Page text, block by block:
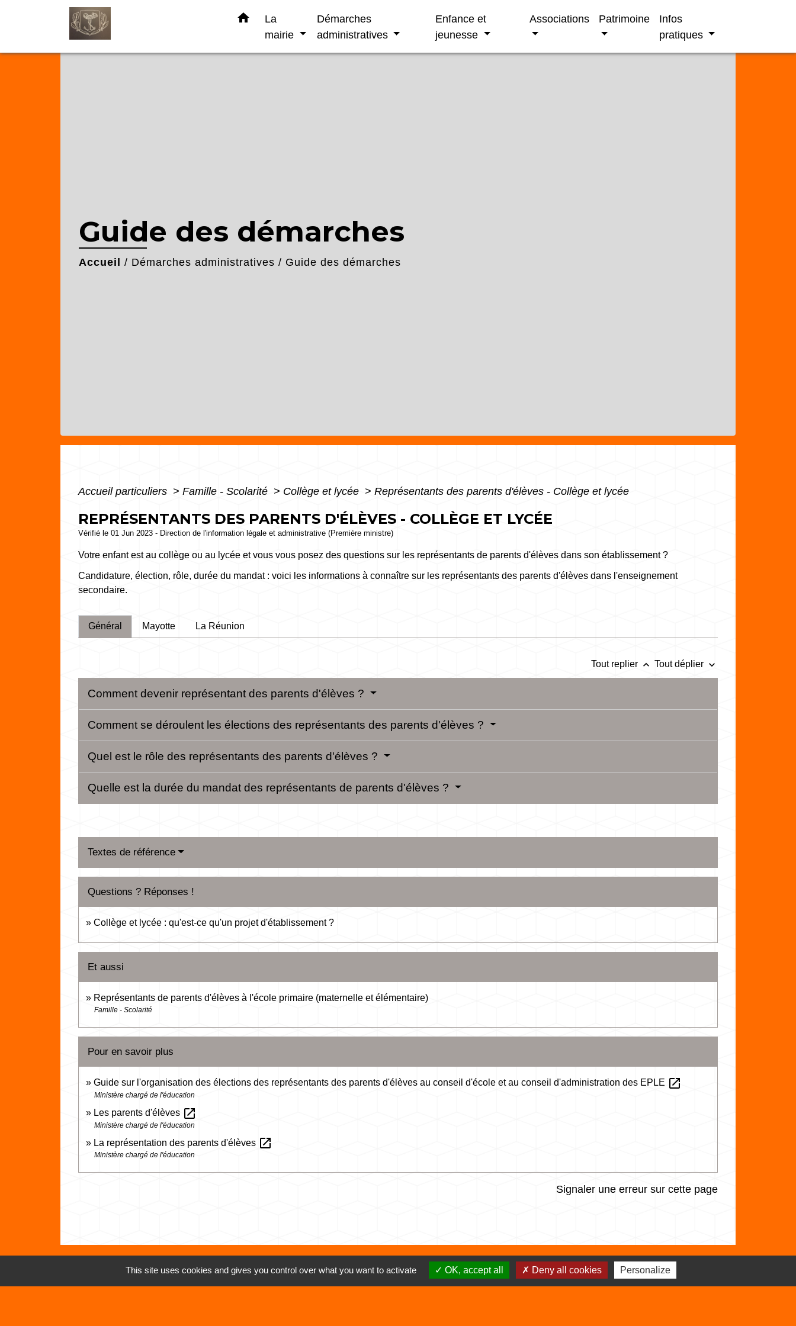
home
La
mairie
Démarches
administratives
Enfance et
jeunesse
Associations Patrimoine
Infos
pratiques
Guide des démarches
Accueil / Démarches administratives / Guide des démarches
Accueil particuliers > Famille - Scolarité > Collège et lycée > Représentants des parents d'élèves - Collège et lycée
REPRÉSENTANTS DES PARENTS D'ÉLÈVES - COLLÈGE ET LYCÉE
Vérifié le 01 Jun 2023 - Direction de l'information légale et administrative (Première ministre)
Votre enfant est au collège ou au lycée et vous vous posez des questions sur les représentants de parents d'élèves dans son établissement ?
Candidature, élection, rôle, durée du mandat : voici les informations à connaître sur les représentants des parents d'élèves dans l'enseignement
secondaire.
Général Mayotte La Réunion
Tout replier keyboard_arrow_up Tout déplier keyboard_arrow_down
Comment devenir représentant des parents d'élèves ?
Comment se déroulent les élections des représentants des parents d'élèves ?
Quel est le rôle des représentants des parents d'élèves ?
Quelle est la durée du mandat des représentants de parents d'élèves ?
Textes de référence
Questions ? Réponses !
Collège et lycée : qu'est-ce qu'un projet d'établissement ?
Et aussi
Représentants de parents d'élèves à l'école primaire (maternelle et élémentaire)
Famille - Scolarité
Pour en savoir plus
Guide sur l'organisation des élections des représentants des parents d'élèves au conseil d'école et au conseil d'administration des EPLE open_in_new
Ministère chargé de l'éducation
Les parents d'élèves open_in_new
Ministère chargé de l'éducation
La représentation des parents d'élèves open_in_new
Ministère chargé de l'éducation
Signaler une erreur sur cette page
Contacts Liens Sites utiles
This site uses cookies and gives you control over what you want to activate OK, accept all Deny all cookies Personalize